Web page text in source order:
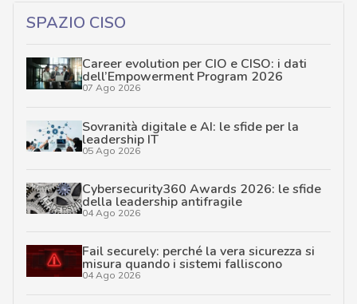
SPAZIO CISO
Career evolution per CIO e CISO: i dati
dell’Empowerment Program 2026
07 Ago 2026
Sovranità digitale e AI: le sfide per la
leadership IT
05 Ago 2026
Cybersecurity360 Awards 2026: le sfide
della leadership antifragile
04 Ago 2026
Fail securely: perché la vera sicurezza si
misura quando i sistemi falliscono
04 Ago 2026